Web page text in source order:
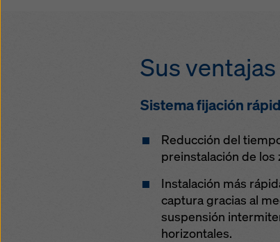
Sus ventajas
Sistema fijación
Reducción del
preinstalación de los
Instalación más
captura gracias al
suspensión
horizontales.